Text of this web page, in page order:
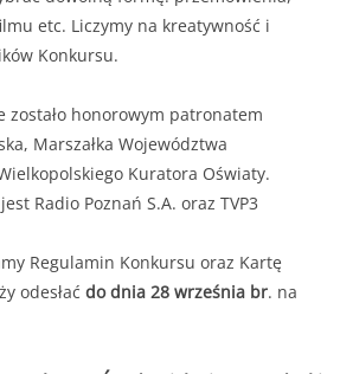
etc. Liczymy na kreatywność i
Konkursu.
zostało honorowym patronatem
Marszałka Województwa
Kuratora Oświaty.
Radio Poznań S.A. oraz TVP3
Regulamin Konkursu oraz Kartę
odesłać do dnia 28 września br. na